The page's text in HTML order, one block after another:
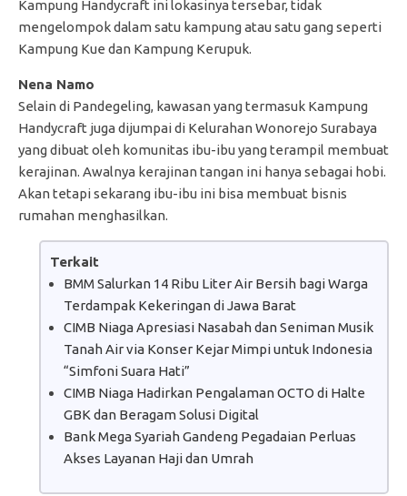
Kampung Handycraft ini lokasinya tersebar, tidak
mengelompok dalam satu kampung atau satu gang seperti
Kampung Kue dan Kampung Kerupuk.
Nena Namo
Selain di Pandegeling, kawasan yang termasuk Kampung
Handycraft juga dijumpai di Kelurahan Wonorejo Surabaya
yang dibuat oleh komunitas ibu-ibu yang terampil membuat
kerajinan. Awalnya kerajinan tangan ini hanya sebagai hobi.
Akan tetapi sekarang ibu-ibu ini bisa membuat bisnis
rumahan menghasilkan.
Terkait
BMM Salurkan 14 Ribu Liter Air Bersih bagi Warga
Terdampak Kekeringan di Jawa Barat
CIMB Niaga Apresiasi Nasabah dan Seniman Musik
Tanah Air via Konser Kejar Mimpi untuk Indonesia
“Simfoni Suara Hati”
CIMB Niaga Hadirkan Pengalaman OCTO di Halte
GBK dan Beragam Solusi Digital
Bank Mega Syariah Gandeng Pegadaian Perluas
Akses Layanan Haji dan Umrah